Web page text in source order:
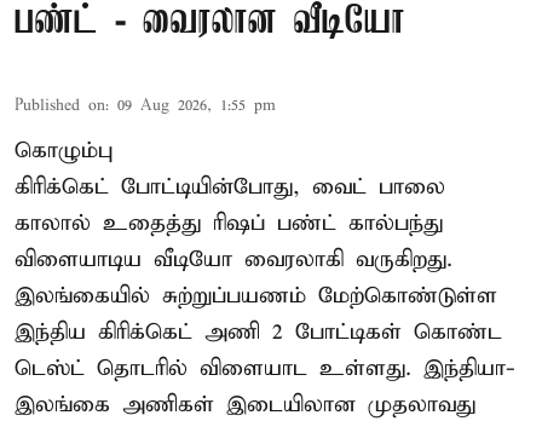
பண்ட் - வைரலான வீடியோ
Published on: 09 Aug 2026, 1:55 pm
கொழும்பு
கிரிக்கெட் போட்டியின்போது, வைட் பாலை
காலால் உதைத்து ரிஷப் பண்ட் கால்பந்து
விளையாடிய வீடியோ வைரலாகி வருகிறது.
இலங்கையில் சுற்றுப்பயணம் மேற்கொண்டுள்ள
இந்திய கிரிக்கெட் அணி 2 போட்டிகள் கொண்ட
டெஸ்ட் தொடரில் விளையாட உள்ளது. இந்தியா-
இலங்கை அணிகள் இடையிலான முதலாவது